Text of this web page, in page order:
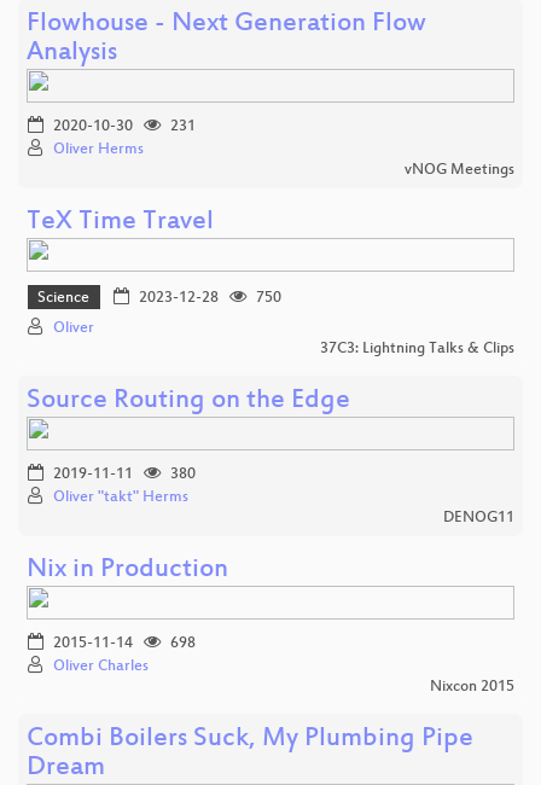
Flowhouse - Next Generation Flow
Analysis
2020-10-30
231
Oliver Herms
vNOG Meetings
TeX Time Travel
Science 2023-12-28
750
Oliver
37C3: Lightning Talks & Clips
Source Routing on the Edge
2019-11-11
380
Oliver "takt" Herms
DENOG11
Nix in Production
2015-11-14
698
Oliver Charles
Nixcon 2015
Combi Boilers Suck, My Plumbing Pipe
Dream